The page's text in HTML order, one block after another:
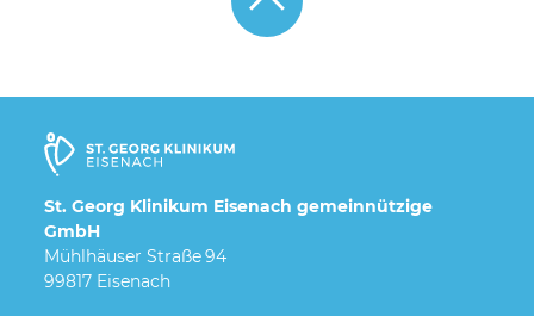
St. Georg Klinikum Eisenach gemeinnützige
GmbH
Mühlhäuser Straße 94
99817 Eisenach